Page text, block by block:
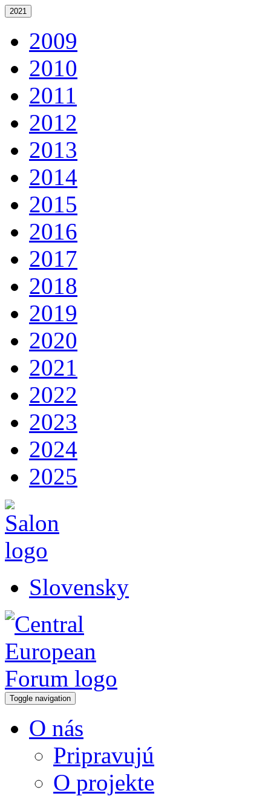
2021
2009
2010
2011
2012
2013
2014
2015
2016
2017
2018
2019
2020
2021
2022
2023
2024
2025
Slovensky
Toggle navigation
O nás
Pripravujú
O projekte